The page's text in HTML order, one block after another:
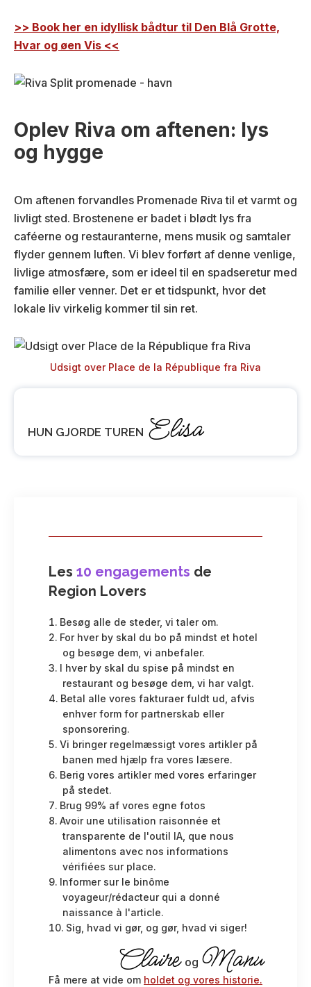
>> Book her en idyllisk bådtur til Den Blå Grotte,
Hvar og øen Vis <<
Oplev Riva om aftenen: lys
og hygge
Om aftenen forvandles Promenade Riva til et varmt og
livligt sted. Brostenene er badet i blødt lys fra
caféerne og restauranterne, mens musik og samtaler
flyder gennem luften. Vi blev forført af denne venlige,
livlige atmosfære, som er ideel til en spadseretur med
familie eller venner. Det er et tidspunkt, hvor det
lokale liv virkelig kommer til sin ret.
Udsigt over Place de la République fra Riva
HUN GJORDE TUREN Elisa
Les 10 engagements de
Region Lovers
Besøg alle de steder, vi taler om.
For hver by skal du bo på mindst et hotel
og besøge dem, vi anbefaler.
I hver by skal du spise på mindst en
restaurant og besøge dem, vi har valgt.
Betal alle vores fakturaer fuldt ud, afvis
enhver form for partnerskab eller
sponsorering.
Vi bringer regelmæssigt vores artikler på
banen med hjælp fra vores læsere.
Berig vores artikler med vores erfaringer
på stedet.
Brug 99% af vores egne fotos
Avoir une utilisation raisonnée et
transparente de l'outil IA, que nous
alimentons avec nos informations
vérifiées sur place.
Informer sur le binôme
voyageur/rédacteur qui a donné
naissance à l'article.
Sig, hvad vi gør, og gør, hvad vi siger!
Claire og Manu
Få mere at vide om holdet og vores historie.